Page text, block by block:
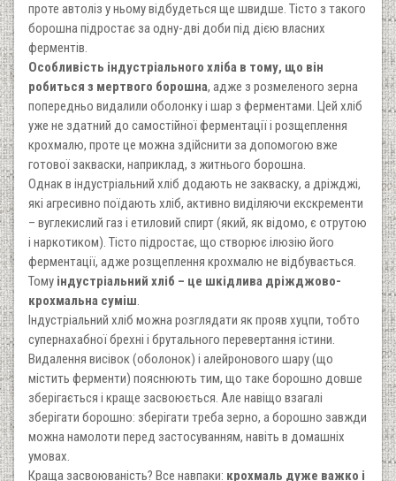
проте автоліз у ньому відбудеться ще швидше. Тісто з такого
борошна підростає за одну-дві доби під дією власних
ферментів.
Особливість індустріального хліба в тому, що він
робиться з мертвого борошна, адже з розмеленого зерна
попередньо видалили оболонку і шар з ферментами. Цей хліб
уже не здатний до самостійної ферментації і розщеплення
крохмалю, проте це можна здійснити за допомогою вже
готової закваски, наприклад, з житнього борошна.
Однак в індустріальний хліб додають не закваску, а дріжджі,
які агресивно поїдають хліб, активно виділяючи екскременти
– вуглекислий газ і етиловий спирт (який, як відомо, є отрутою
і наркотиком). Тісто підростає, що створює ілюзію його
ферментації, адже розщеплення крохмалю не відбувається.
Тому індустріальний хліб – це шкідлива дріжджово-
крохмальна суміш.
Індустріальний хліб можна розглядати як прояв хуцпи, тобто
супернахабної брехні і брутального перевертання істини.
Видалення висівок (оболонок) і алейронового шару (що
містить ферменти) пояснюють тим, що таке борошно довше
зберігається і краще засвоюється. Але навіщо взагалі
зберігати борошно: зберігати треба зерно, а борошно завжди
можна намолоти перед застосуванням, навіть в домашніх
умовах.
Краща засвоюваність? Все навпаки: крохмаль дуже важко і